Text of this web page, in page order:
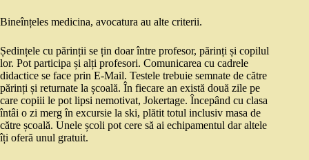
Bineînțeles medicina, avocatura au alte criterii.
Ședințele cu părinții se țin doar între profesor, părinți și copilul
lor. Pot participa și alți profesori. Comunicarea cu cadrele
didactice se face prin E-Mail. Testele trebuie semnate de către
părinți și returnate la școală. În fiecare an există două zile pe
care copiii le pot lipsi nemotivat, Jokertage. Începând cu clasa
întâi o zi merg în excursie la ski, plătit totul inclusiv masa de
către școală. Unele școli pot cere să ai echipamentul dar altele
îți oferă unul gratuit.